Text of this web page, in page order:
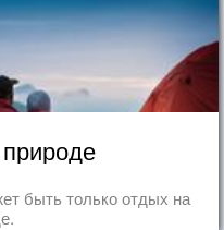
быть только отдых на